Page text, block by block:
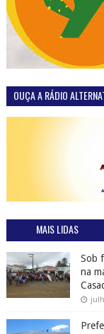
OUÇA A RÁDIO
MAIS LIDAS
Sob
na